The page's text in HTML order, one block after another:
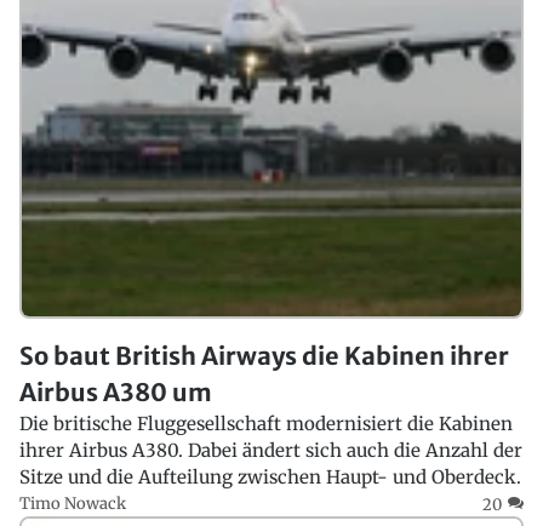
So baut British Airways die Kabinen ihrer
Airbus A380 um
Die britische Fluggesellschaft modernisiert die Kabinen
ihrer Airbus A380. Dabei ändert sich auch die Anzahl der
Sitze und die Aufteilung zwischen Haupt- und Oberdeck.
Timo Nowack 20